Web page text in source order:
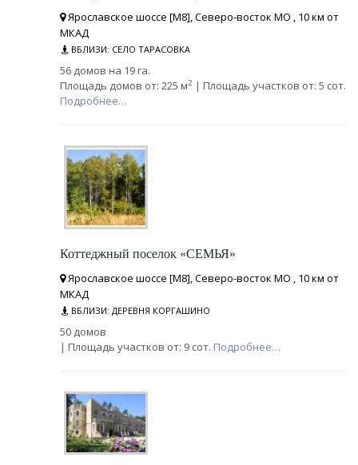
Ярославское шоссе [М8], Северо-восток МО , 10 км от
МКАД
ВБЛИЗИ: СЕЛО ТАРАСОВКА
56 домов на 19 га.
Площадь домов от: 225 м2 | Площадь участков от: 5 сот.
Подробнее…
Коттеджный поселок «СЕМЬЯ»
Ярославское шоссе [М8], Северо-восток МО , 10 км от
МКАД
ВБЛИЗИ: ДЕРЕВНЯ КОРГАШИНО
50 домов
| Площадь участков от: 9 сот. Подробнее…